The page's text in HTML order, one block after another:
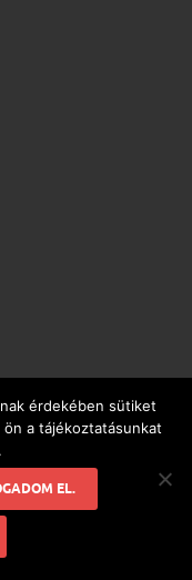
érdekében sütiket
ön a tájékoztatásunkat
EL.